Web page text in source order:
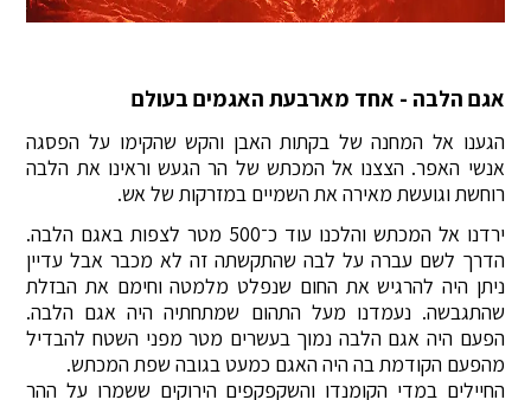
אגם הלבה - אחד מארבעת האגמים בעולם
הגענו אל המחנה של בקתות האבן והקש שהקימו על הפסגה
אנשי האפר. הצצנו אל המכתש של הר הגעש וראינו את הלבה
רוחשת וגועשת מאירה את השמיים במזרקות של אש.
ירדנו אל המכתש והלכנו עוד כ־500 מטר לצפות באגם הלבה.
הדרך לשם עברה על לבה שהתקשתה זה לא מכבר אבל עדיין
ניתן היה להרגיש את החום שנפלט מלמטה וחימם את הבזלת
שהתגבשה. נעמדנו מעל התהום שמתחתיה היה אגם הלבה.
הפעם היה אגם הלבה נמוך בעשרים מטר מפני השטח להבדיל
מהפעם הקודמת בה היה האגם כמעט בגובה שפת המכתש.
החיילים במדי הקומנדו והשקפקפים הירוקים ששמרו על ההר